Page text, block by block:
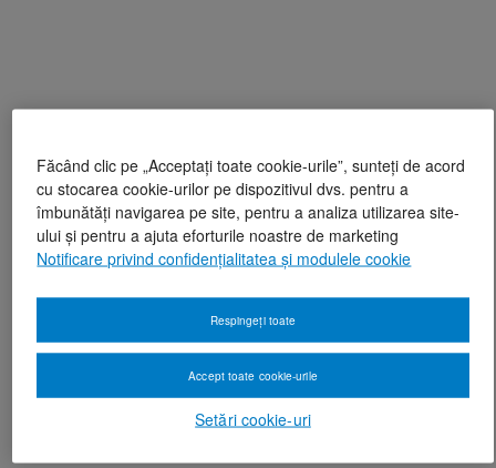
Făcând clic pe „Acceptați toate cookie-urile”, sunteți de acord
cu stocarea cookie-urilor pe dispozitivul dvs. pentru a
îmbunătăți navigarea pe site, pentru a analiza utilizarea site-
ului și pentru a ajuta eforturile noastre de marketing
Notificare privind confidențialitatea și modulele cookie
Setări cookie-uri
Respingeți toate
Accept toate cookie-urile